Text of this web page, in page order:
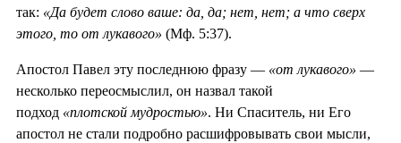
так: «Да будет слово ваше: да, да; нет, нет; а что сверх
этого, то от лукавого» (Мф. 5:37).
Апостол Павел эту последнюю фразу — «от лукавого» —
несколько переосмыслил, он назвал такой
подход «плотской мудростью». Ни Спаситель, ни Его
апостол не стали подробно расшифровывать свои мысли,